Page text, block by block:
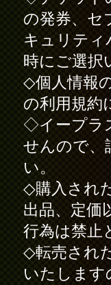
の発券、セ
キュリティ
時にご選択
◇個人情報
の利用規約
◇イープラ
せんので、
い。
◇購入され
出品、定価
行為は禁止
◇転売され
いたします